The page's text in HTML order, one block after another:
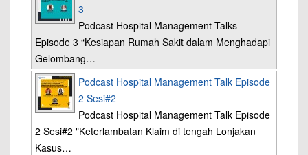
3
Podcast Hospital Management Talks
Episode 3 “Kesiapan Rumah Sakit dalam Menghadapi
Gelombang…
Podcast Hospital Management Talk Episode
2 Sesi#2
Podcast Hospital Management Talk Episode
2 Sesi#2 "Keterlambatan Klaim di tengah Lonjakan
Kasus…